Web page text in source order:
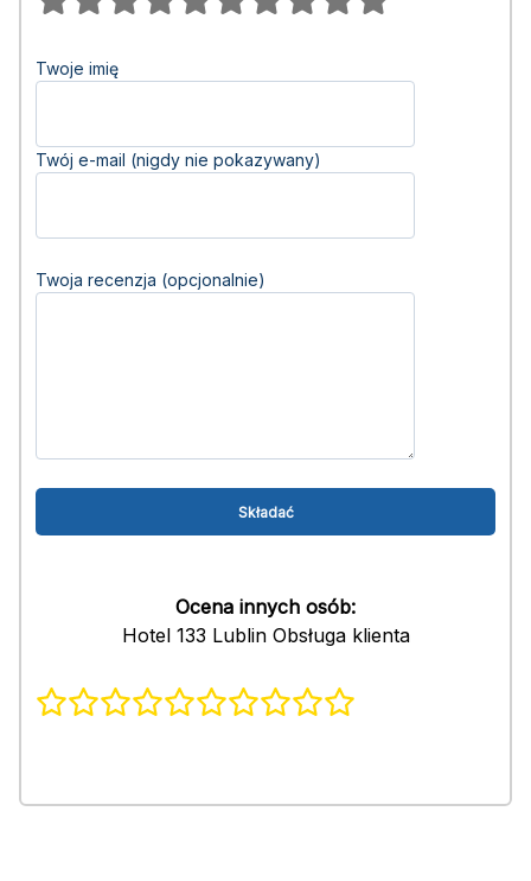
Twoje imię
Twój e-mail (nigdy nie pokazywany)
Twoja recenzja (opcjonalnie)
Ocena innych osób:
Hotel 133 Lublin Obsługa klienta